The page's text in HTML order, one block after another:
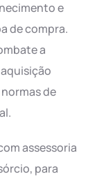
e
de compra.
a
de
assessoria
para